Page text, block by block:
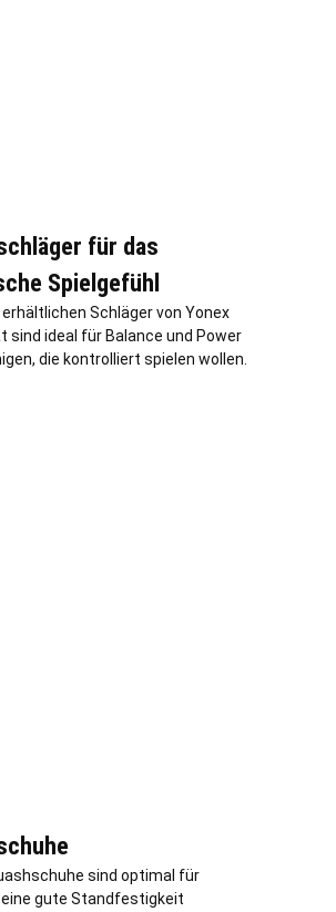
für das
Spielgefühl
erhältlichen Schläger von Yonex
sind ideal für Balance und Power
die kontrolliert spielen wollen.
sind optimal für
eine gute Standfestigkeit